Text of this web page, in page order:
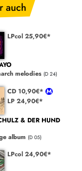
auch
LPcol 25,90€*
melodies (D 24)
CD 10,90€*
LP 24,90€*
& DER HUND
album (D 05)
LPcol 24,90€*